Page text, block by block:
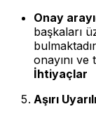
Onay
başkaları
onayını ve
İhtiyaçlar
Aşırı